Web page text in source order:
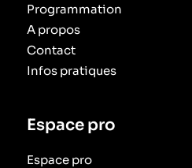
Programmation
A propos
Contact
Infos pratiques
Espace pro
Espace pro